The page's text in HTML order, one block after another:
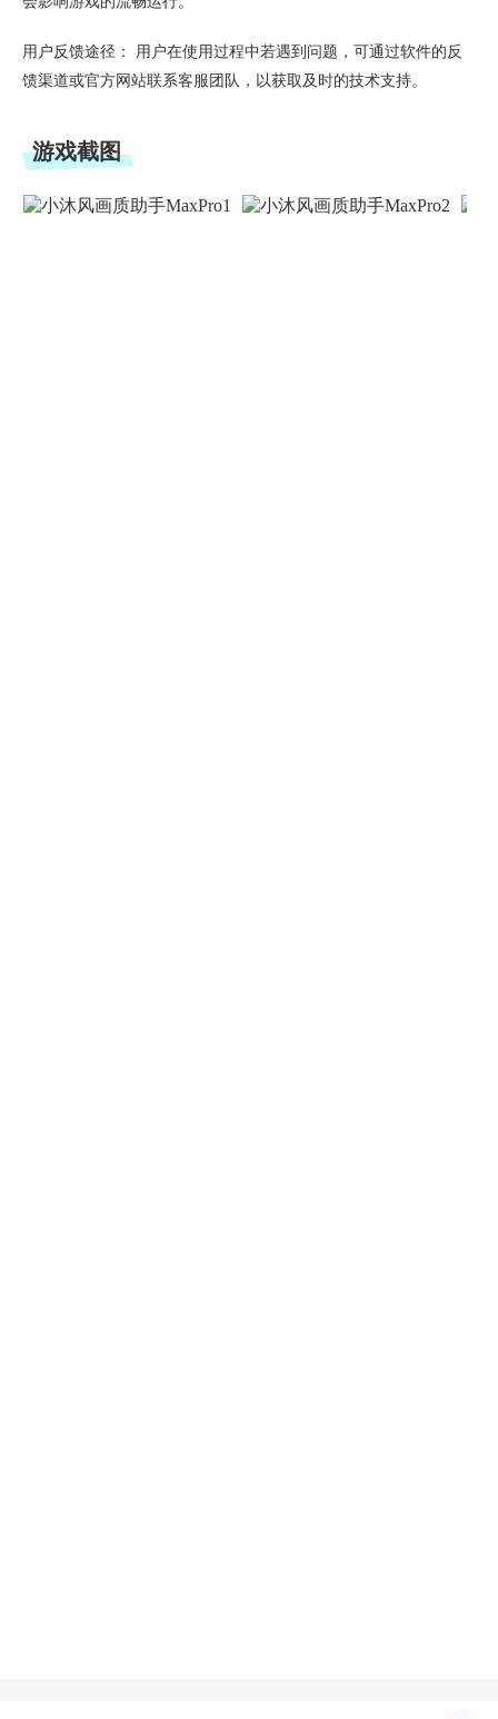
用户反馈途径： 用户在使用过程中若遇到问题，可通过软件的反
馈渠道或官方网站联系客服团队，以获取及时的技术支持。
游戏截图